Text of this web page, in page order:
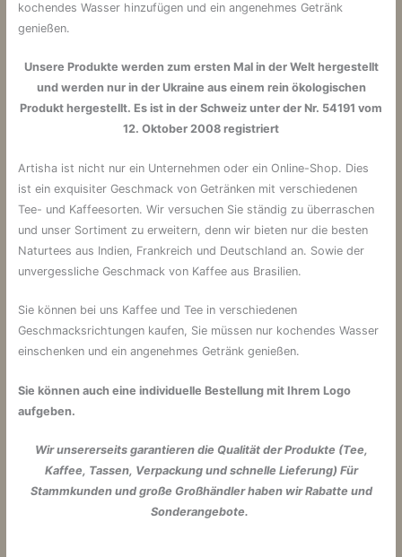
kochendes Wasser hinzufügen und ein angenehmes Getränk
genießen.
Unsere Produkte werden zum ersten Mal in der Welt hergestellt
und werden nur in der Ukraine aus einem rein ökologischen
Produkt hergestellt. Es ist in der Schweiz unter der Nr. 54191 vom
12. Oktober 2008 registriert
Artisha ist nicht nur ein Unternehmen oder ein Online-Shop. Dies
ist ein exquisiter Geschmack von Getränken mit verschiedenen
Tee- und Kaffeesorten. Wir versuchen Sie ständig zu überraschen
und unser Sortiment zu erweitern, denn wir bieten nur die besten
Naturtees aus Indien, Frankreich und Deutschland an. Sowie der
unvergessliche Geschmack von Kaffee aus Brasilien.
Sie können bei uns Kaffee und Tee in verschiedenen
Geschmacksrichtungen kaufen, Sie müssen nur kochendes Wasser
einschenken und ein angenehmes Getränk genießen.
Sie können auch eine individuelle Bestellung mit Ihrem Logo
aufgeben.
Wir unsererseits garantieren die Qualität der Produkte (Tee,
Kaffee, Tassen, Verpackung und schnelle Lieferung) Für
Stammkunden und große Großhändler haben wir Rabatte und
Sonderangebote.